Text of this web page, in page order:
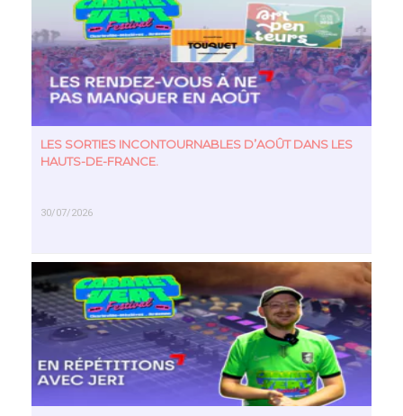
EN SAVOIR PLUS
LES SORTIES INCONTOURNABLES D’AOÛT DANS LES
HAUTS-DE-FRANCE.
30/07/2026
EN SAVOIR PLUS